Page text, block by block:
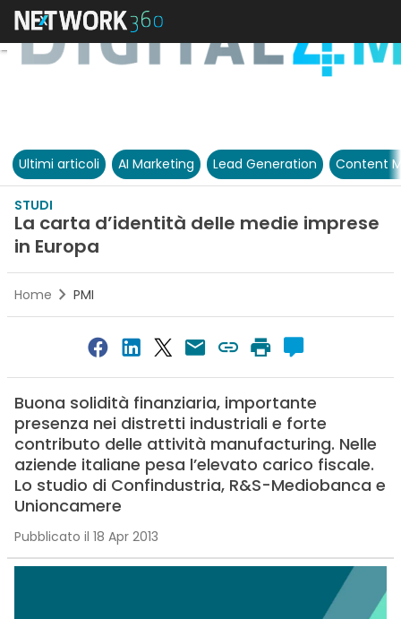
Ultimi articoli AI Marketing Lead Generation Content
STUDI
La carta d’identità delle medie imprese
in Europa
Home PMI
Buona solidità finanziaria, importante
presenza nei distretti industriali e forte
contributo delle attività manufacturing. Nelle
aziende italiane pesa l’elevato carico fiscale.
Lo studio di Confindustria, R&S-Mediobanca e
Unioncamere
Pubblicato il 18 Apr 2013